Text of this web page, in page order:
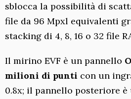
sblocca la possibilità di
file da 96 Mpxl equivalenti
stacking di 4, 8, 16 o 32 file
Il mirino EVF è un pannello
milioni di punti con un
0.8x; il pannello posteriore